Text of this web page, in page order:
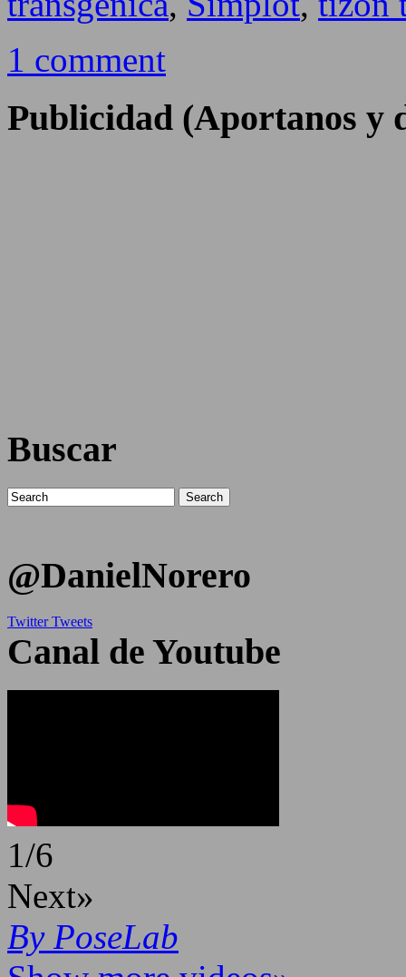
1 comment
Publicidad (Aportanos y
Buscar
Search
@DanielNorero
Twitter Tweets
Canal de Youtube
1/6
Next»
By PoseLab